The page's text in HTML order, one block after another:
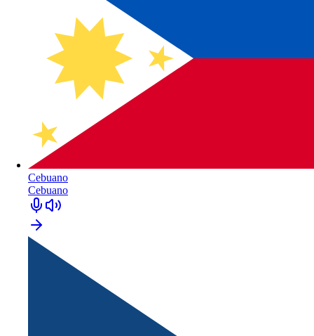
Cebuano
Cebuano